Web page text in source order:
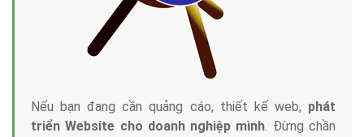
Nếu bạn đang cần quảng cáo, thiết kế web, phát
triển Website cho doanh nghiệp mình. Đừng chần